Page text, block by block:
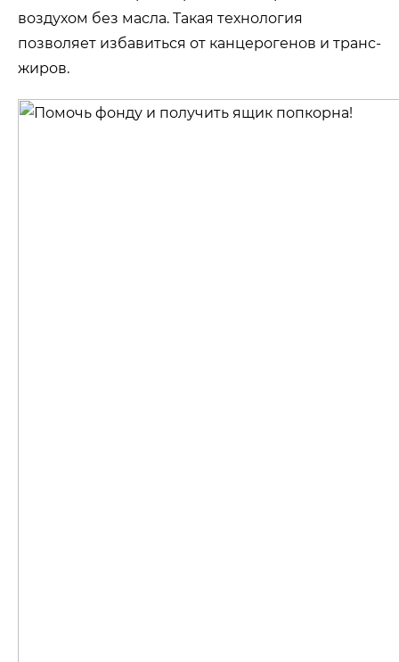
воздухом без масла. Такая технология
позволяет избавиться от канцерогенов и транс-
жиров.